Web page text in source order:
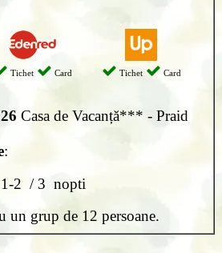
Tichet Card Tichet Card
Casa de Vacanță*** - Praid
:
1-2 / 3 nopti
un grup de 12 persoane.